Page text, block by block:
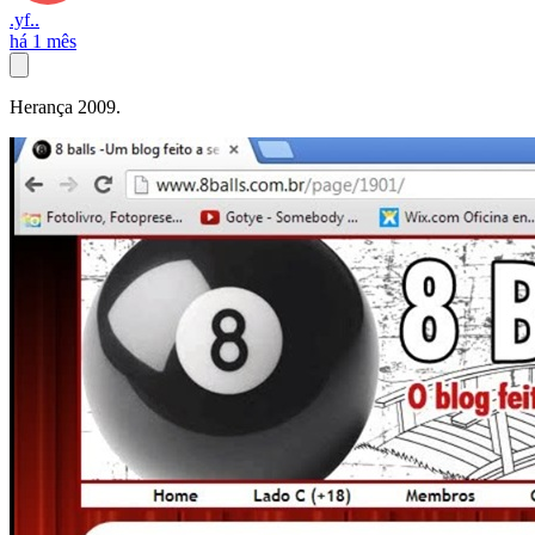
.yf..
há 1 mês
Herança 2009.